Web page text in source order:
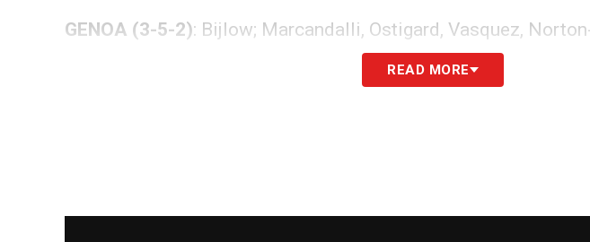
GENOA (3-5-2): Bijlow; Marcandalli, Ostigard, Vasquez,
Frendrup, Ellertsson, Martin, Colombo, Vitinha.Allenatore
READ MORE